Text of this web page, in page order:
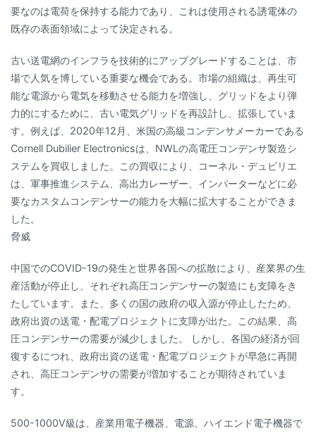
要なのは電荷を保持する能力であり、これは使用される誘電体の
既存の表面領域によって決定される。
古い送電網のインフラを技術的にアップグレードすることは、市
場で人気を博している重要な機会である。市場の組織は、再生可
能な電源から電気を移動させる能力を増強し、グリッドをより弾
力的にするために、古い電気グリッドを再設計し、拡張していま
す。例えば、2020年12月、米国の高級コンデンサメーカーである
Cornell Dubilier Electronicsは、NWLの高電圧コンデンサ製造シ
ステムを買収しました。この買収により、コーネル・デュビリエ
は、軍事推進システム、高出力レーザー、インバーターなどに必
要なカスタムコンデンサーの能力を大幅に拡大することができま
した。
脅威
中国でのCOVID-19の発生と世界各国への拡散により、産業界の生
産活動が停止し、それぞれ高圧コンデンサーの製造にも支障をき
たしています。また、多くの国の政府の収入源が停止したため、
政府出資の送電・配電プロジェクトに支障が出た。この結果、高
圧コンデンサーの需要が減少しました。 しかし、各国の経済が回
復するにつれ、政府出資の送電・配電プロジェクトが早急に再開
され、高圧コンデンサの需要が増加することが期待されていま
す。
500-1000V級は、産業用電子機器、電源、ハイエンド電子機器で